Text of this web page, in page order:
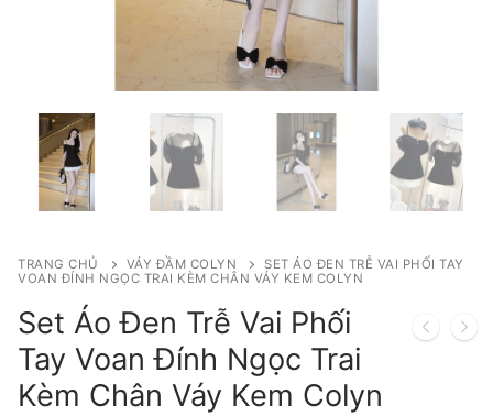
TRANG CHỦ VÁY ĐẦM COLYN
SET ÁO ĐEN TRỄ VAI PHỐI TAY
VOAN ĐÍNH NGỌC TRAI KÈM CHÂN VÁY KEM COLYN
Set Áo Đen Trễ Vai Phối
Tay Voan Đính Ngọc Trai
Kèm Chân Váy Kem Colyn